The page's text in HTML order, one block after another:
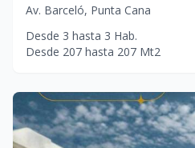
Av. Barceló, Punta Cana
Desde 3 hasta 3 Hab.
Desde 207 hasta 207 Mt2